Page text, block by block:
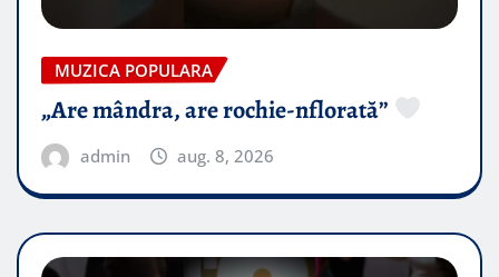
MUZICA POPULARA
„Are mândra, are rochie-nflorată”
admin aug. 8, 2026